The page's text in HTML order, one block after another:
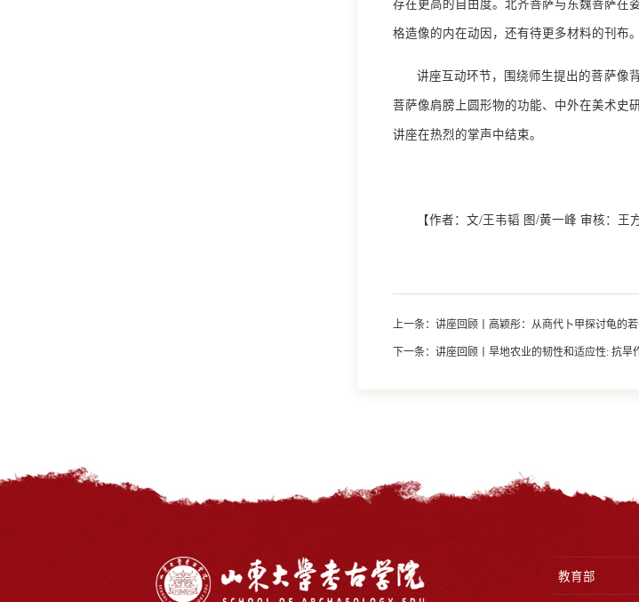
存在更高的自由度。北齐菩萨与东魏菩萨在
格造像的内在动因，还有待更多材料的刊布。
讲座互动环节，围绕师生提出的菩萨像
菩萨像肩膀上圆形物的功能、中外在美术史
讲座在热烈的掌声中结束。
【作者：文/王韦韬 图/黄一峰 审核：王
上一条： 讲座回顾丨高颖彤：从商代卜甲探讨龟的
下一条： 讲座回顾丨旱地农业的韧性和适应性: 抗旱
教育部